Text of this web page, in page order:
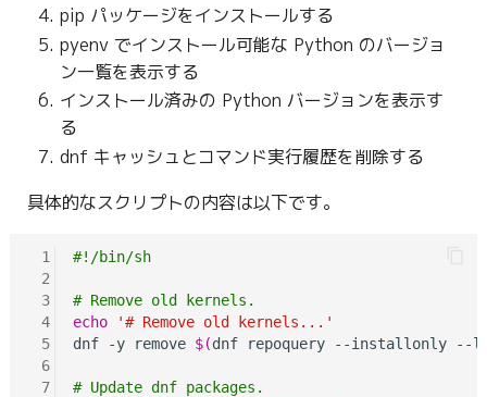
pip パッケージをインストールする
pyenv でインストール可能な Python のバージョ
ン一覧を表示する
インストール済みの Python バージョンを表示す
る
dnf キャッシュとコマンド実行履歴を削除する
具体的なスクリプトの内容は以下です。
1
2
3
4
5
6
7
#!/bin/sh
# Remove old kernels.
echo
'# Remove old kernels...'
dnf -y remove $(dnf repoquery --installonly --
# Update dnf packages.